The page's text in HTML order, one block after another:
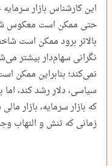
این کارشناس بازار
حتی ممکن است معکوس
بالاتر برود ممکن است
نگرانی سهام‌دار بیشتر
نمی‌کند؛ بنابراین ممکن
سیاسی، دلار رشد کند، اما
که بازار سرمایه، بازار
زمانی که تنش و التهاب